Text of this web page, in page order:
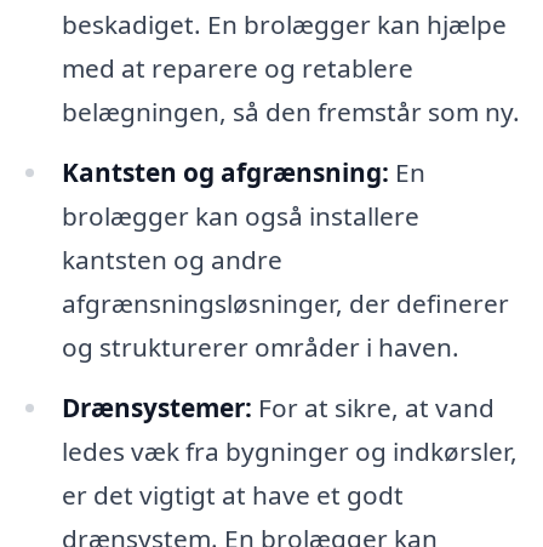
beskadiget. En brolægger kan hjælpe
med at reparere og retablere
belægningen, så den fremstår som ny.
Kantsten og afgrænsning: En
brolægger kan også installere
kantsten og andre
afgrænsningsløsninger, der definerer
og strukturerer områder i haven.
Drænsystemer: For at sikre, at vand
ledes væk fra bygninger og indkørsler,
er det vigtigt at have et godt
drænsystem. En brolægger kan